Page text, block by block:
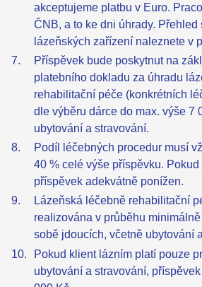
akceptujeme platbu v Euro.
ČNB, a to ke dni úhrady. Přehled
lázeňských zařízení naleznete v
Příspěvek bude poskytnut na
platebního dokladu za úhradu
rehabilitační péče (konkrétních
dle výběru dárce do max. výše 7
ubytování a stravování.
Podíl léčebných procedur musí
40 % celé výše příspěvku.
příspěvek adekvátně ponížen.
Lázeňská léčebně rehabilitační
realizována v průběhu
sobě jdoucích, včetně ubytování
Pokud klient lázním platí pouze
ubytování a stravování,